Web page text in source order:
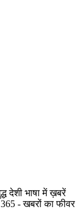
देशी भाषा में ख़बरें
- खबरों का फीवर